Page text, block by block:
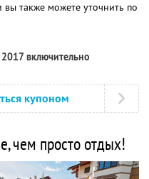
также можете уточнить по
включительно
купоном
чем просто отдых!